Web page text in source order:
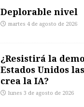
Deplorable nivel
martes 4 de agosto de 2026
¿Resistirá la
Estados Unidos
crea la IA?
lunes 3 de agosto de 2026